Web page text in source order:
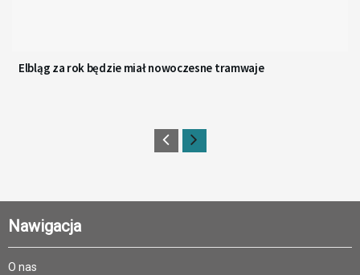
Elbląg za rok będzie miał nowoczesne tramwaje
Nawigacja
O nas